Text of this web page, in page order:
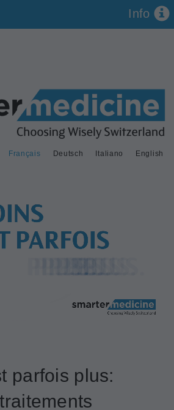
Deutsch
Français Italiano English
Info
parfois plus: